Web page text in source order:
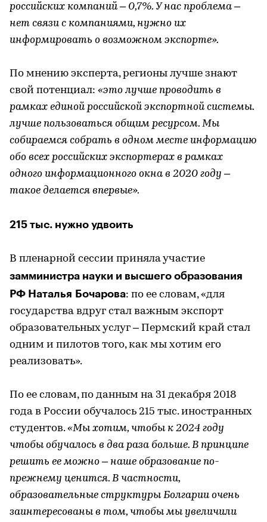
российских компаний – 0,7%. У нас проблема –
нет связи с компаниями, нужно их
информировать о возможном экспорте».
По мнению эксперта, регионы лучше знают
свой потенциал: «это лучше проводить в
рамках единой российской экспортной системы.
лучше пользоваться общим ресурсом. Мы
собираемся собрать в одном месте информацию
обо всех российских экспортерах в рамках
одного информационного окна в 2020 году –
такое делается впервые».
215 тыс. нужно удвоить
В пленарной сессии приняла участие
замминистра науки и высшего образования
РФ Наталья Бочарова: по ее словам, «для
государства вдруг стал важным экспорт
образовательных услуг – Пермский край стал
одним и пилотов того, как мы хотим его
реализовать».
По ее словам, по данным на 31 декабря 2018
года в России обучалось 215 тыс. иностранных
студентов.«Мы хотим, чтобы к 2024 году
чтобы обучалось в два раза больше. В принципе
решить ее можно – наше образование по-
прежнему ценится. В частности,
образовательные структуры Болгарии очень
заинтересованы в том, чтобы мы увеличили